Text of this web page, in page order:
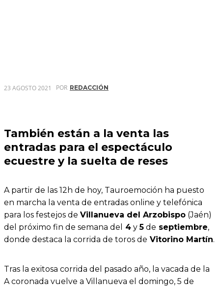
23 AGOSTO 2021 POR REDACCIÓN
También están a la venta las
entradas para el espectáculo
ecuestre y la suelta de reses
A partir de las 12h de hoy, Tauroemoción ha puesto
en marcha la venta de entradas online y telefónica
para los festejos de Villanueva del Arzobispo (Jaén)
del próximo fin de semana del
4 y5 de septiembre,
donde destaca la corrida de toros de Vitorino Martín.
Tras la exitosa corrida del pasado año, la vacada de la
A coronada vuelve a Villanueva el domingo, 5 de